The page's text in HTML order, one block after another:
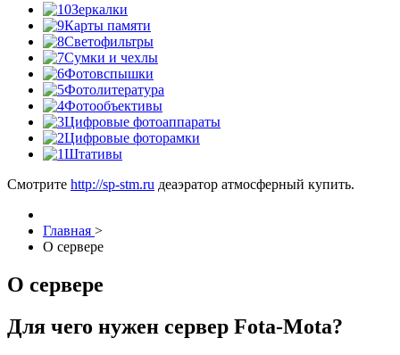
Зеркалки
Карты памяти
Светофильтры
Сумки и чехлы
Фотовспышки
Фотолитература
Фотообъективы
Цифровые фотоаппараты
Цифровые фоторамки
Штативы
Смотрите http://sp-stm.ru деаэратор атмосферный купить.
Главная >
О сервере
О сервере
Для чего нужен сервер Fota-Mota?